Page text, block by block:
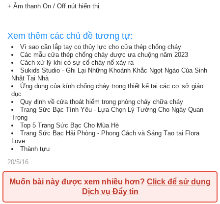
+ Âm thanh On / Off nút hiển thị.
Xem thêm các chủ đề tương tự:
Vì sao cần lắp tay co thủy lực cho cửa thép chống cháy
Các mẫu cửa thép chống cháy được ưa chuộng năm 2023
Cách xử lý khi có sự cố cháy nổ xảy ra
Sukids Studio - Ghi Lại Những Khoảnh Khắc Ngọt Ngào Của Sinh
Nhật Tại Nhà
Ứng dụng của kính chống cháy trong thiết kế tại các cơ sở giáo
dục
Quy định về cửa thoát hiểm trong phòng cháy chữa cháy
Trang Sức Bạc Tình Yêu - Lựa Chọn Lý Tưởng Cho Ngày Quan
Trọng
Top 5 Trang Sức Bạc Cho Mùa Hè
Trang Sức Bạc Hải Phòng - Phong Cách và Sáng Tạo tại Flora
Love
Thành tựu
20/5/16
Muốn bài này được xem nhiều hơn? Click để sử dụng
Dịch vụ Đẩy tin